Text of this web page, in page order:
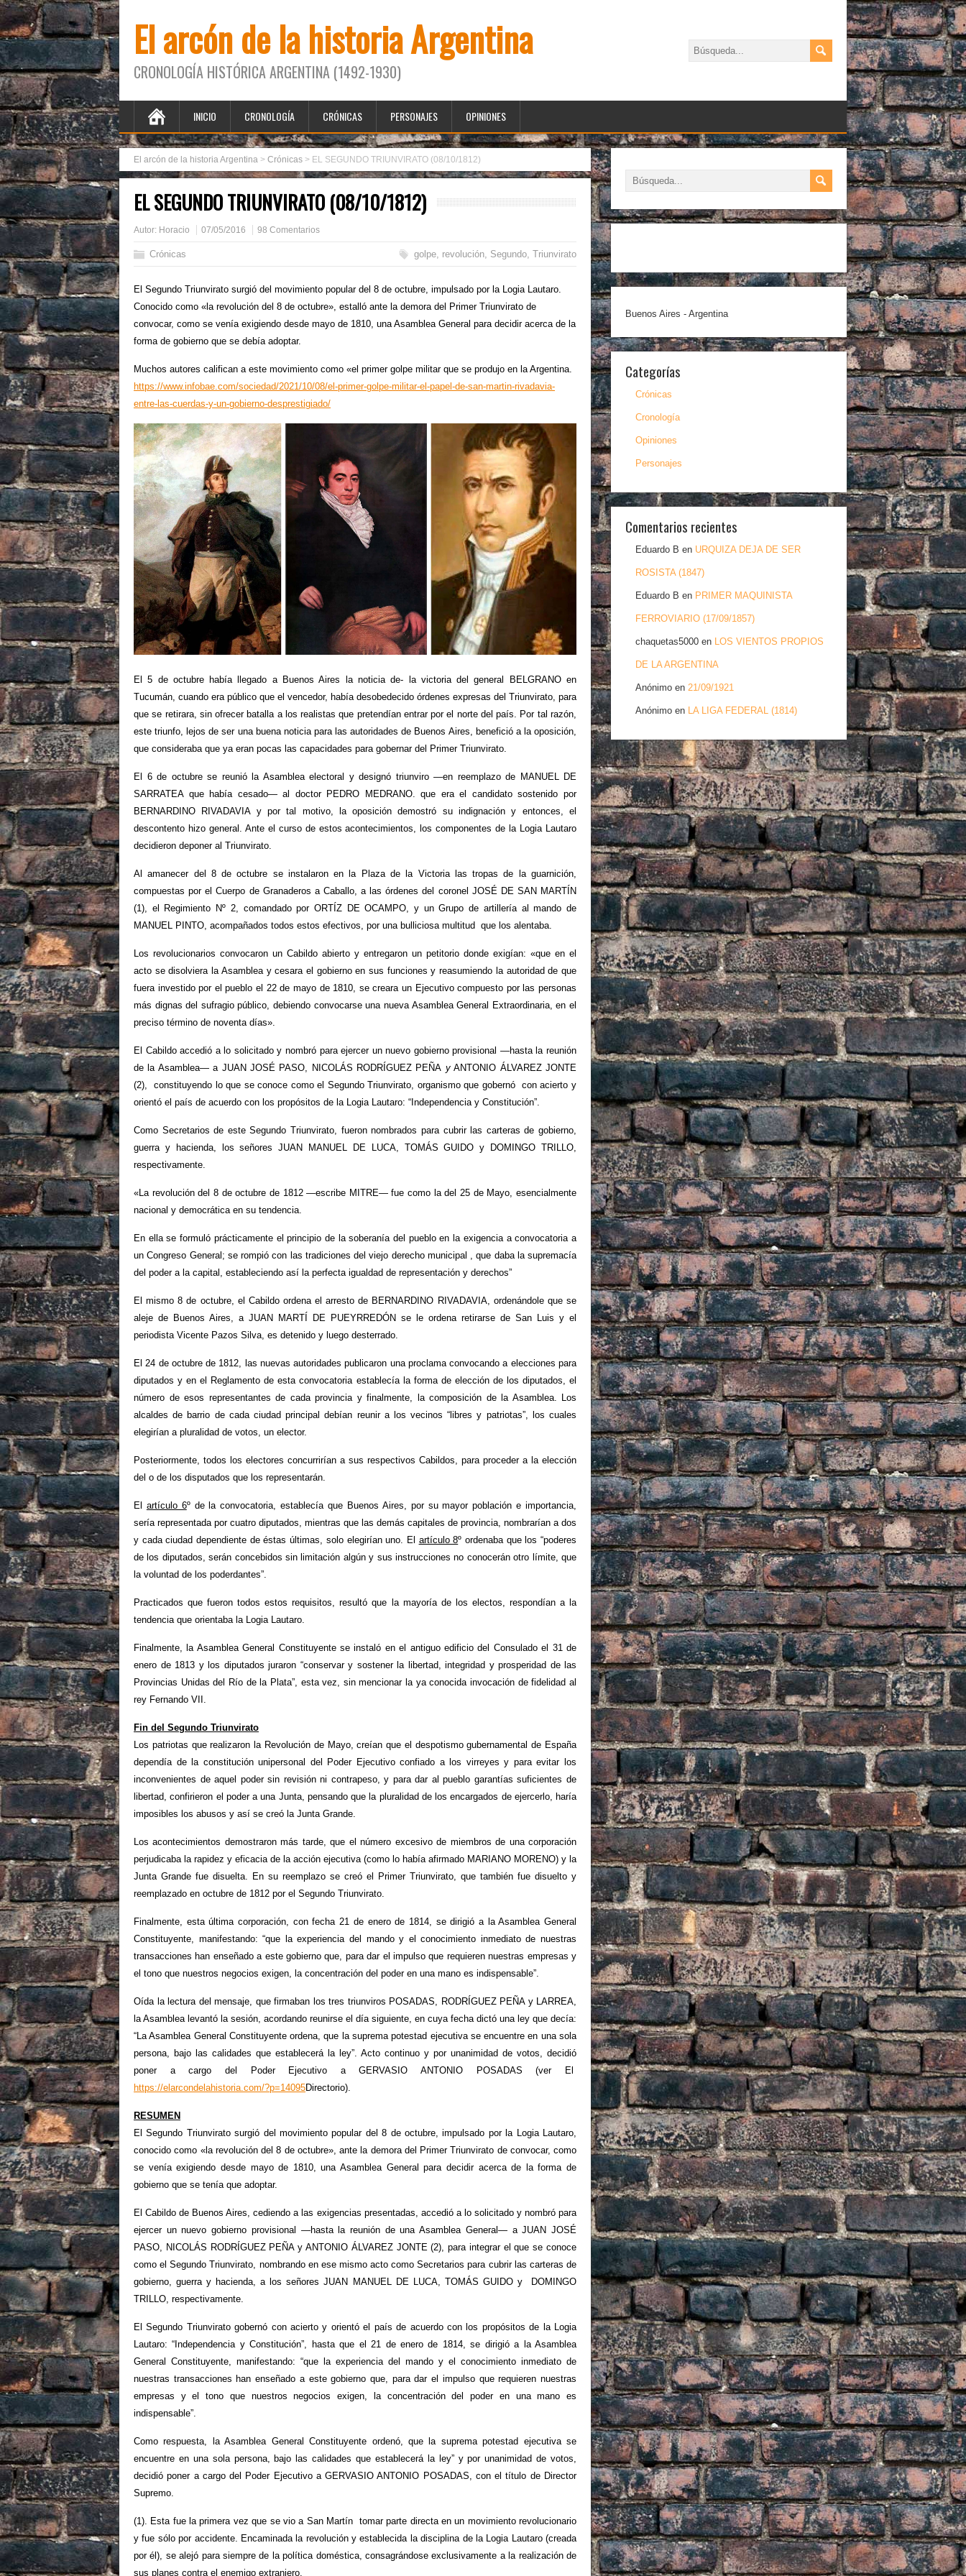
El arcón de la historia Argentina
CRONOLOGÍA HISTÓRICA ARGENTINA (1492-1930)
INICIO CRONOLOGÍA CRÓNICAS PERSONAJES OPINIONES
El arcón de la historia Argentina > Crónicas > EL SEGUNDO TRIUNVIRATO (08/10/1812)
EL SEGUNDO TRIUNVIRATO (08/10/1812)
Autor: Horacio 07/05/2016 98 Comentarios
Crónicas golpe, revolución, Segundo, Triunvirato
El Segundo Triunvirato surgió del movimiento popular del 8 de octubre, impulsado por la Logia Lautaro.
Conocido como «la revolución del 8 de octubre», estalló ante la demora del Primer Triunvirato de
convocar, como se venía exigiendo desde mayo de 1810, una Asamblea General para decidir acerca de la
forma de gobierno que se debía adoptar.
Muchos autores califican a este movimiento como «el primer golpe militar que se produjo en la Argentina.
https://www.infobae.com/sociedad/2021/10/08/el-primer-golpe-militar-el-papel-de-san-martin-rivadavia-
entre-las-cuerdas-y-un-gobierno-desprestigiado/
El 5 de octubre había llegado a Buenos Aires la noticia de- la victoria del general BELGRANO en
Tucumán, cuando era público que el vencedor, había desobedecido órdenes expresas del Triunvirato, para
que se retirara, sin ofrecer batalla a los realistas que pretendían entrar por el norte del país. Por tal razón,
este triunfo, lejos de ser una buena noticia para las autoridades de Buenos Aires, benefició a la oposición,
que consideraba que ya eran pocas las capacidades para gobernar del Primer Triunvirato.
El 6 de octubre se reunió la Asamblea electoral y designó triunviro —en reemplazo de MANUEL DE
SARRATEA que había cesado— al doctor PEDRO MEDRANO. que era el candidato sostenido por
BERNARDINO RIVADAVIA y por tal motivo, la oposición demostró su indignación y entonces, el
descontento hizo general. Ante el curso de estos acontecimientos, los componentes de la Logia Lautaro
decidieron deponer al Triunvirato.
Al amanecer del 8 de octubre se instalaron en la Plaza de la Victoria las tropas de la guarnición,
compuestas por el Cuerpo de Granaderos a Caballo, a las órdenes del coronel JOSÉ DE SAN MARTÍN
(1), el Regimiento Nº 2, comandado por ORTÍZ DE OCAMPO, y un Grupo de artillería al mando de
MANUEL PINTO, acompañados todos estos efectivos, por una bulliciosa multitud que los alentaba.
Los revolucionarios convocaron un Cabildo abierto y entregaron un petitorio donde exigían: «que en el
acto se disolviera la Asamblea y cesara el gobierno en sus funciones y reasumiendo la autoridad de que
fuera investido por el pueblo el 22 de mayo de 1810, se creara un Ejecutivo compuesto por las personas
más dignas del sufragio público, debiendo convocarse una nueva Asamblea General Extraordinaria, en el
preciso término de noventa días».
El Cabildo accedió a lo solicitado y nombró para ejercer un nuevo gobierno provisional —hasta la reunión
de la Asamblea— a JUAN JOSÉ PASO, NICOLÁS RODRÍGUEZ PEÑA yANTONIO ÁLVAREZ JONTE
(2), constituyendo lo que se conoce como el Segundo Triunvirato, organismo que gobernó con acierto y
orientó el país de acuerdo con los propósitos de la Logia Lautaro: “Independencia y Constitución”.
Como Secretarios de este Segundo Triunvirato, fueron nombrados para cubrir las carteras de gobierno,
guerra y hacienda, los señores JUAN MANUEL DE LUCA, TOMÁS GUIDO y DOMINGO TRILLO,
respectivamente.
«La revolución del 8 de octubre de 1812 —escribe MITRE— fue como la del 25 de Mayo, esencialmente
nacional y democrática en su tendencia.
En ella se formuló prácticamente el principio de la soberanía del pueblo en la exigencia a convocatoria a
un Congreso General; se rompió con las tradiciones del viejo derecho municipal , que daba la supremacía
del poder a la capital, estableciendo así la perfecta igualdad de representación y derechos”
El mismo 8 de octubre, el Cabildo ordena el arresto de BERNARDINO RIVADAVIA, ordenándole que se
aleje de Buenos Aires, a JUAN MARTÍ DE PUEYRREDÓN se le ordena retirarse de San Luis y el
periodista Vicente Pazos Silva, es detenido y luego desterrado.
El 24 de octubre de 1812, las nuevas autoridades publicaron una proclama convocando a elecciones para
diputados y en el Reglamento de esta convocatoria establecía la forma de elección de los diputados, el
número de esos representantes de cada provincia y finalmente, la composición de la Asamblea. Los
alcaldes de barrio de cada ciudad principal debían reunir a los vecinos “libres y patriotas”, los cuales
elegirían a pluralidad de votos, un elector.
Posteriormente, todos los electores concurrirían a sus respectivos Cabildos, para proceder a la elección
del o de los disputados que los representarán.
El artículo 6º de la convocatoria, establecía que Buenos Aires, por su mayor población e importancia,
sería representada por cuatro diputados, mientras que las demás capitales de provincia, nombrarían a dos
y cada ciudad dependiente de éstas últimas, solo elegirían uno. El artículo 8º ordenaba que los “poderes
de los diputados, serán concebidos sin limitación algún y sus instrucciones no conocerán otro límite, que
la voluntad de los poderdantes”.
Practicados que fueron todos estos requisitos, resultó que la mayoría de los electos, respondían a la
tendencia que orientaba la Logia Lautaro.
Finalmente, la Asamblea General Constituyente se instaló en el antiguo edificio del Consulado el 31 de
enero de 1813 y los diputados juraron “conservar y sostener la libertad, integridad y prosperidad de las
Provincias Unidas del Río de la Plata”, esta vez, sin mencionar la ya conocida invocación de fidelidad al
rey Fernando VII.
Fin del Segundo Triunvirato
Los patriotas que realizaron la Revolución de Mayo, creían que el despotismo gubernamental de España
dependía de la constitución unipersonal del Poder Ejecutivo confiado a los virreyes y para evitar los
inconvenientes de aquel poder sin revisión ni contrapeso, y para dar al pueblo garantías suficientes de
libertad, confirieron el poder a una Junta, pensando que la pluralidad de los encargados de ejercerlo, haría
imposibles los abusos y así se creó la Junta Grande.
Los acontecimientos demostraron más tarde, que el número excesivo de miembros de una corporación
perjudicaba la rapidez y eficacia de la acción ejecutiva (como lo había afirmado MARIANO MORENO) y la
Junta Grande fue disuelta. En su reemplazo se creó el Primer Triunvirato, que también fue disuelto y
reemplazado en octubre de 1812 por el Segundo Triunvirato.
Finalmente, esta última corporación, con fecha 21 de enero de 1814, se dirigió a la Asamblea General
Constituyente, manifestando: “que la experiencia del mando y el conocimiento inmediato de nuestras
transacciones han enseñado a este gobierno que, para dar el impulso que requieren nuestras empresas y
el tono que nuestros negocios exigen, la concentración del poder en una mano es indispensable”.
Oída la lectura del mensaje, que firmaban los tres triunviros POSADAS, RODRÍGUEZ PEÑA y LARREA,
la Asamblea levantó la sesión, acordando reunirse el día siguiente, en cuya fecha dictó una ley que decía:
“La Asamblea General Constituyente ordena, que la suprema potestad ejecutiva se encuentre en una sola
persona, bajo las calidades que establecerá la ley”. Acto continuo y por unanimidad de votos, decidió
poner a cargo del Poder Ejecutivo a GERVASIO ANTONIO POSADAS (ver El
https://elarcondelahistoria.com/?p=14095Directorio).
RESUMEN
El Segundo Triunvirato surgió del movimiento popular del 8 de octubre, impulsado por la Logia Lautaro,
conocido como «la revolución del 8 de octubre», ante la demora del Primer Triunvirato de convocar, como
se venía exigiendo desde mayo de 1810, una Asamblea General para decidir acerca de la forma de
gobierno que se tenía que adoptar.
El Cabildo de Buenos Aires, cediendo a las exigencias presentadas, accedió a lo solicitado y nombró para
ejercer un nuevo gobierno provisional —hasta la reunión de una Asamblea General— a JUAN JOSÉ
PASO, NICOLÁS RODRÍGUEZ PEÑA y ANTONIO ÁLVAREZ JONTE (2), para integrar el que se conoce
como el Segundo Triunvirato, nombrando en ese mismo acto como Secretarios para cubrir las carteras de
gobierno, guerra y hacienda, a los señores JUAN MANUEL DE LUCA, TOMÁS GUIDO y DOMINGO
TRILLO, respectivamente.
El Segundo Triunvirato gobernó con acierto y orientó el país de acuerdo con los propósitos de la Logia
Lautaro: “Independencia y Constitución”, hasta que el 21 de enero de 1814, se dirigió a la Asamblea
General Constituyente, manifestando: “que la experiencia del mando y el conocimiento inmediato de
nuestras transacciones han enseñado a este gobierno que, para dar el impulso que requieren nuestras
empresas y el tono que nuestros negocios exigen, la concentración del poder en una mano es
indispensable”.
Como respuesta, la Asamblea General Constituyente ordenó, que la suprema potestad ejecutiva se
encuentre en una sola persona, bajo las calidades que establecerá la ley” y por unanimidad de votos,
decidió poner a cargo del Poder Ejecutivo a GERVASIO ANTONIO POSADAS, con el título de Director
Supremo.
(1). Esta fue la primera vez que se vio a San Martín tomar parte directa en un movimiento revolucionario
y fue sólo por accidente. Encaminada la revolución y establecida la disciplina de la Logia Lautaro (creada
por él), se alejó para siempre de la política doméstica, consagrándose exclusivamente a la realización de
sus planes contra el enemigo extranjero.
Buenos Aires - Argentina
Categorías
Crónicas
Cronología
Opiniones
Personajes
Comentarios recientes
Eduardo B en URQUIZA DEJA DE SER
ROSISTA (1847)
Eduardo B en PRIMER MAQUINISTA
FERROVIARIO (17/09/1857)
chaquetas5000 en LOS VIENTOS PROPIOS
DE LA ARGENTINA
Anónimo en 21/09/1921
Anónimo en LA LIGA FEDERAL (1814)